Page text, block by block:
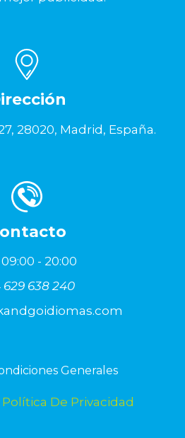
28020, Madrid, España.
09:00 - 20:00
629 638 240
Generales
Política De Privacidad